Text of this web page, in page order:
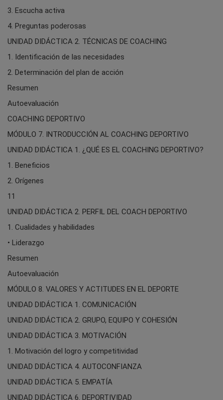
3. Escucha activa
4. Preguntas poderosas
UNIDAD DIDÁCTICA 2. TÉCNICAS DE COACHING
1. Identificación de las necesidades
2. Determinación del plan de acción
Resumen
Autoevaluación
COACHING DEPORTIVO
MÓDULO 7. INTRODUCCIÓN AL COACHING DEPORTIVO
UNIDAD DIDÁCTICA 1. ¿QUÉ ES EL COACHING DEPORTIVO?
1. Beneficios
2. Orígenes
11
UNIDAD DIDÁCTICA 2. PERFIL DEL COACH DEPORTIVO
1. Cualidades y habilidades
• Liderazgo
Resumen
Autoevaluación
MÓDULO 8. VALORES Y ACTITUDES EN EL DEPORTE
UNIDAD DIDÁCTICA 1. COMUNICACIÓN
UNIDAD DIDÁCTICA 2. GRUPO, EQUIPO Y COHESIÓN
UNIDAD DIDÁCTICA 3. MOTIVACIÓN
1. Motivación del logro y competitividad
UNIDAD DIDÁCTICA 4. AUTOCONFIANZA
UNIDAD DIDÁCTICA 5. EMPATÍA
UNIDAD DIDÁCTICA 6. DEPORTIVIDAD